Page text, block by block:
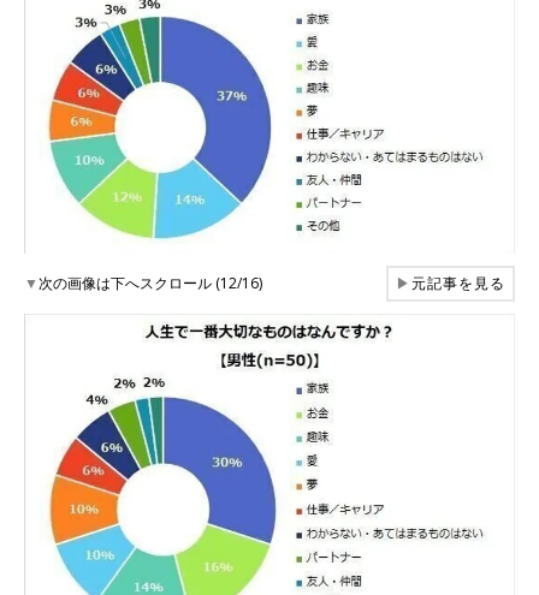
▼次の画像は下へスクロール (12/16) ▶元記事を見る